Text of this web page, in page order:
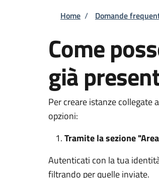
Briciole di
Home / Domande
Come
già
Per creare istanze
opzioni:
Tramite la sezione
Autenticati con la tua
filtrando per quelle inviate.